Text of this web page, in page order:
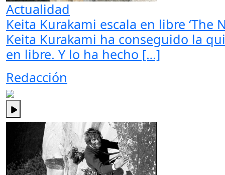
Actualidad
Keita Kurakami escala en libre ‘The
Keita Kurakami ha conseguido la
en libre. Y lo ha hecho […]
Redacción